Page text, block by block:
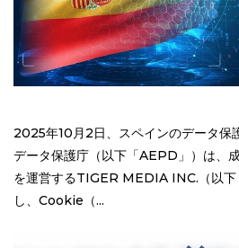
2025年10月2日、スペインのデータ保
データ保護庁（以下「AEPD」）は、
を運営するTIGER MEDIA INC.（以
し、Cookie（...